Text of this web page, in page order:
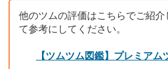
他のツムの評価はこちらでご紹
て参考にしてください。
【ツムツム図鑑】プレミアム